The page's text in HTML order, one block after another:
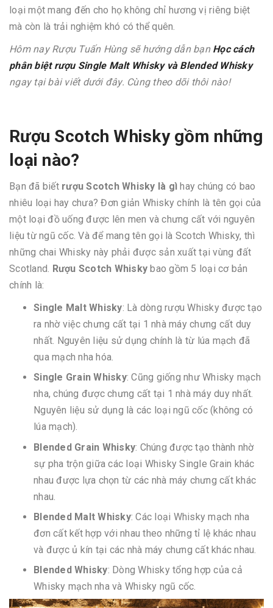
loại một mang đến cho họ không chỉ hương vị riêng biệt
mà còn là trải nghiệm khó có thể quên.
Hôm nay Rượu Tuấn Hùng sẽ hướng dẫn bạn Học cách
phân biệt rượu Single Malt Whisky và Blended Whisky
ngay tại bài viết dưới đây. Cùng theo dõi thôi nào!
Rượu Scotch Whisky gồm những
loại nào?
Bạn đã biết rượu Scotch Whisky là gì hay chúng có bao
nhiêu loại hay chưa? Đơn giản Whisky chính là tên gọi của
một loại đồ uống được lên men và chưng cất với nguyên
liệu từ ngũ cốc. Và để mang tên gọi là Scotch Whisky, thì
những chai Whisky này phải được sản xuất tại vùng đất
Scotland. Rượu Scotch Whisky bao gồm 5 loại cơ bản
chính là:
Single Malt Whisky: Là dòng rượu Whisky được tạo
ra nhờ việc chưng cất tại 1 nhà máy chưng cất duy
nhất. Nguyên liệu sử dụng chính là từ lúa mạch đã
qua mạch nha hóa.
Single Grain Whisky: Cũng giống như Whisky mạch
nha, chúng được chưng cất tại 1 nhà máy duy nhất.
Nguyên liệu sử dụng là các loại ngũ cốc (không có
lúa mạch).
Blended Grain Whisky: Chúng được tạo thành nhờ
sự pha trộn giữa các loại Whisky Single Grain khác
nhau được lựa chọn từ các nhà máy chưng cất khác
nhau.
Blended Malt Whisky: Các loại Whisky mạch nha
đơn cất kết hợp với nhau theo những tỉ lệ khác nhau
và được ủ kín tại các nhà máy chưng cất khác nhau.
Blended Whisky: Dòng Whisky tổng hợp của cả
Whisky mạch nha và Whisky ngũ cốc.